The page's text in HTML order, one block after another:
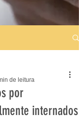
por
internados
de leitura